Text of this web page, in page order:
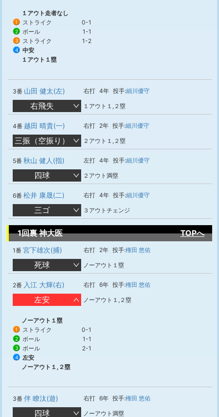
１アウト走者なし
1 ストライク 0-1
2 ボール 1-1
3 ストライク 1-2
4
中安
１アウト１塁
3番 山田 健太(左) 右打 4年 投手:細川優守
右飛失 １アウト１,２塁
4番 越田 晴貴(一) 右打 2年 投手:細川優守
三振（空振り） ２アウト１,２塁
5番 秋山 健人(指) 左打 4年 投手:細川優守
四球 ２アウト満塁
6番 松井 康晟(二) 右打 4年 投手:細川優守
三ゴ ３アウトチェンジ
1回裏 神大医 TOPへ
1番 宮下雄次(捕) 右打 2年 投手:権田 悠佑
死球 ノーアウト１塁
2番 入江 大輝(右) 右打 6年 投手:権田 悠佑
左安 ノーアウト１,２塁
ノーアウト１塁
1 ストライク 0-1
2 ボール 1-1
3 ボール 2-1
4
左安
ノーアウト１,２塁
3番 伴 瞭汰(遊) 右打 6年 投手:権田 悠佑
四球 ノーアウト満塁